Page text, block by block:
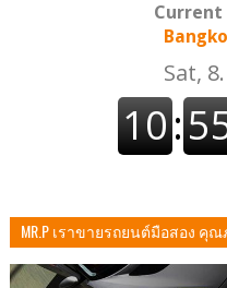
Current
MR.P เราขายรถยนต์มือสอง คุ